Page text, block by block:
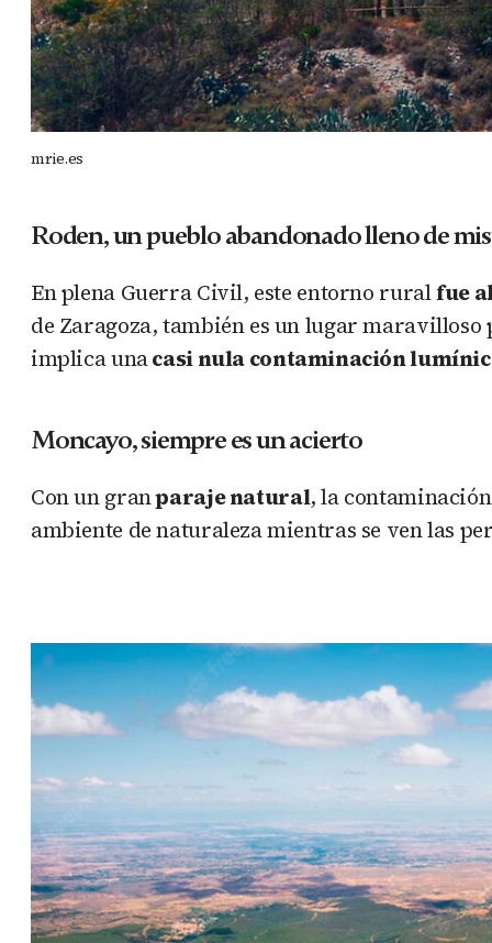
mrie.es
Roden, un pueblo abandonado lleno de
En plena Guerra Civil, este entorno ruralfue
de Zaragoza, también es un lugar maravilloso
implica unacasi nula contaminación
Moncayo, siempre es un acierto
Con un granparaje natural, la
ambiente de naturaleza mientras se ven las